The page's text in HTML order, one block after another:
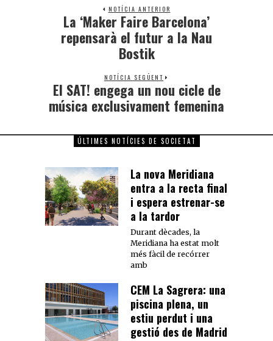
NOTÍCIA ANTERIOR
La ‘Maker Faire Barcelona’
repensarà el futur a la Nau
Bostik
NOTÍCIA SEGÜENT
El SAT! engega un nou cicle de
música exclusivament femenina
ÚLTIMES NOTÍCIES DE SOCIETAT
La nova Meridiana
entra a la recta final
i espera estrenar-se
a la tardor
Durant dècades, la
Meridiana ha estat molt
més fàcil de recórrer
amb
CEM La Sagrera: una
piscina plena, un
estiu perdut i una
gestió des de Madrid